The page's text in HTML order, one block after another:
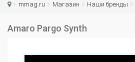
mmag.ru Магазин Наши бренды
Amaro Pargo Synth